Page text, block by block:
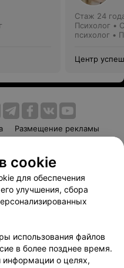
Стаж 24
Психолог •
психолог •
Центр
Размещение рекламы
Способы оплаты
103.by
данных
cookie
для обеспечения
улучшения, сбора
использования файлов
в более позднее время.
информации о целях,